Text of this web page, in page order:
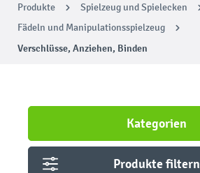
Produkte
Spielzeug und Spielecken
Fädeln und Manipulationsspielzeug
Verschlüsse, Anziehen, Binden
Kategorien
Produkte filtern